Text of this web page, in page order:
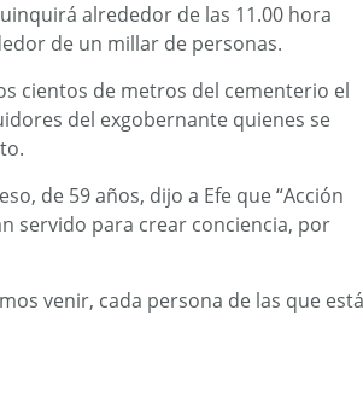
alrededor de las 11.00 hora
de un millar de personas.
cientos de metros del cementerio el
del exgobernante quienes se
de 59 años, dijo a Efe que “Acción
servido para crear conciencia, por
venir, cada persona de las que está